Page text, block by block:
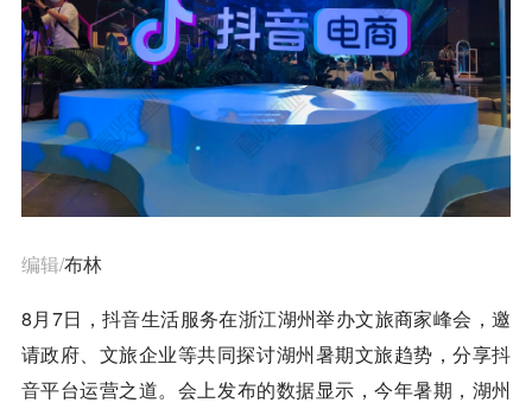
编辑/布林
8月7日， 抖音生活服务在浙江湖州举办文旅商家峰会，邀
请政府、文旅企业等共同探讨湖州暑期文旅趋势，分享抖
音平台运营之道。会上发布的数据显示，今年暑期，湖州